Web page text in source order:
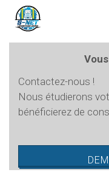
Contactez-nous !
Nous étudierons
bénéficierez de